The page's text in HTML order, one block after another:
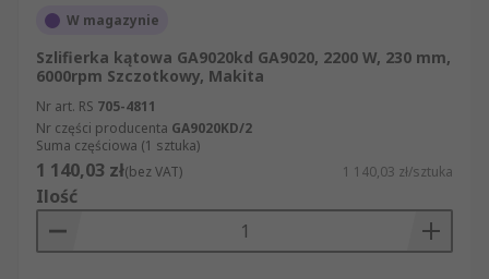
W magazynie
Szlifierka kątowa GA9020kd GA9020, 2200 W, 230 mm,
6000rpm Szczotkowy, Makita
Nr art. RS 705-4811
Nr części producenta GA9020KD/2
Suma częściowa (1 sztuka)
1 140,03 zł(bez VAT) 1 140,03 zł/sztuka
Ilość